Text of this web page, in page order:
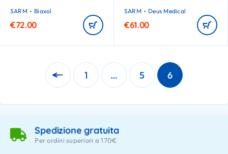
SARM Biaxol
€72.00
SARM Deus Medical
€61.00
1 … 5 6
Spedizione gratuita
Per ordini superiori a 170€